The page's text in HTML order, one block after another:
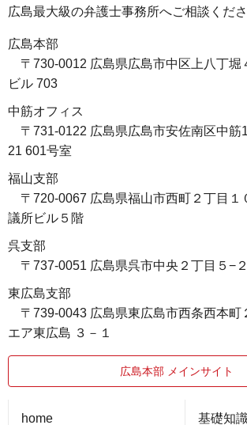
広島最大級の弁護士事務所へご相談くださ
広島本部
〒730-0012 広島県広島市中区上八丁堀
ビル 703
中筋オフィス
〒731-0122 広島県広島市安佐南区中筋
21 601号室
福山支部
〒720-0067 広島県福山市西町２丁目１
議所ビル５階
呉支部
〒737-0051 広島県呉市中央２丁目５−
東広島支部
〒739-0043 広島県東広島市西条西本町
エア東広島 ３－１
広島本部 メインサイト
home 基礎知